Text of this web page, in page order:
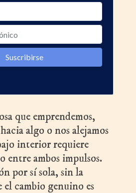
que emprendemos,
algo o nos alejamos
interior requiere
entre ambos impulsos.
por sí sola, sin la
el cambio genuino es